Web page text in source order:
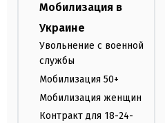
Мобилизация в
Украине
Увольнение с военной
службы
Мобилизация 50+
Мобилизация женщин
Контракт для 18-24-